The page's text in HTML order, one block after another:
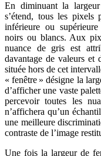
En diminuant la
s’étend, tous les pixels
inférieure ou
noirs ou blancs. Aux
nuance de gris est
davantage de valeurs et
située hors de cet
« fenêtre » désigne la
d’afficher une vaste
percevoir toutes les
n’affichera qu’un
une meilleure
contraste de l’image
Une fois la largeur de